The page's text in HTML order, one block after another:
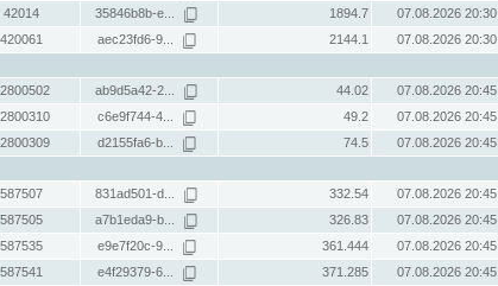
42014 35846b8b-e... 1894.7
07.08.2026 20:30
420061 aec23fd6-9... 2144.1
07.08.2026 20:30
ab9d5a42-2... 44.02
07.08.2026 20:45
c6e9f744-4... 49.2
07.08.2026 20:45
d2155fa6-b... 74.5
07.08.2026 20:45
587507 831ad501-d... 332.54
07.08.2026 20:45
587505 a7b1eda9-b... 326.83
07.08.2026 20:45
587535 e9e7f20c-9... 361.444
07.08.2026 20:45
587541 e4f29379-6... 371.285
07.08.2026 20:45